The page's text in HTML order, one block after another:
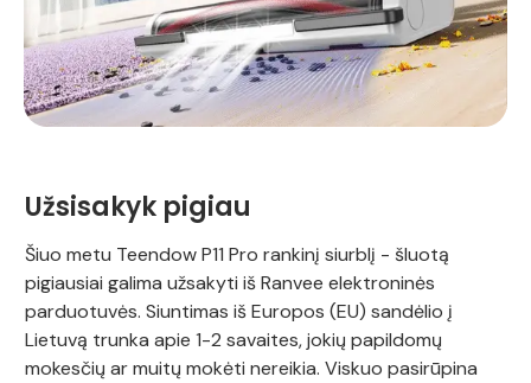
Užsisakyk pigiau
Šiuo metu Teendow P11 Pro rankinį siurblį - šluotą
pigiausiai galima užsakyti iš Ranvee elektroninės
parduotuvės. Siuntimas iš Europos (EU) sandėlio į
Lietuvą trunka apie 1-2 savaites, jokių papildomų
mokesčių ar muitų mokėti nereikia. Viskuo pasirūpina